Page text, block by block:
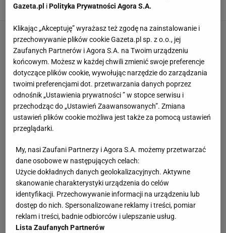
Aneta Kmiecik,8 LIPCA 2022, 22:01
Gazeta.pl i Polityka Prywatności Agora S.A.
Klikając „Akceptuję” wyrażasz też zgodę na zainstalowanie i
przechowywanie plików cookie Gazeta.pl sp. z o.o., jej
Zaufanych Partnerów i Agora S.A. na Twoim urządzeniu
końcowym. Możesz w każdej chwili zmienić swoje preferencje
dotyczące plików cookie, wywołując narzędzie do zarządzania
twoimi preferencjami dot. przetwarzania danych poprzez
odnośnik „Ustawienia prywatności ” w stopce serwisu i
przechodząc do „Ustawień Zaawansowanych”. Zmiana
ustawień plików cookie możliwa jest także za pomocą ustawień
przeglądarki.
My, nasi Zaufani Partnerzy i Agora S.A. możemy przetwarzać
dane osobowe w następujących celach:
Użycie dokładnych danych geolokalizacyjnych. Aktywne
skanowanie charakterystyki urządzenia do celów
identyfikacji. Przechowywanie informacji na urządzeniu lub
dostęp do nich. Spersonalizowane reklamy i treści, pomiar
reklam i treści, badnie odbiorców i ulepszanie usług.
Lista Zaufanych Partnerów